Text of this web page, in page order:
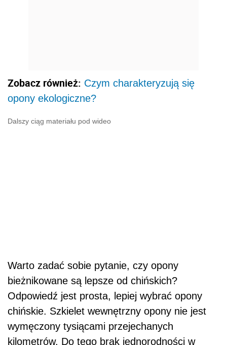
Zobacz również: Czym charakteryzują się
opony ekologiczne?
Dalszy ciąg materiału pod wideo
Warto zadać sobie pytanie, czy opony
bieżnikowane są lepsze od chińskich?
Odpowiedź jest prosta, lepiej wybrać opony
chińskie. Szkielet wewnętrzny opony nie jest
wymęczony tysiącami przejechanych
kilometrów. Do tego brak jednorodności w